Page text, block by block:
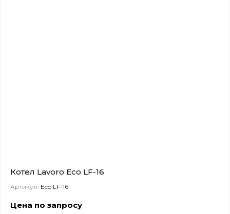
Котел Lavoro Eco LF-16
Артикул: Eco LF-16
Цена по запросу